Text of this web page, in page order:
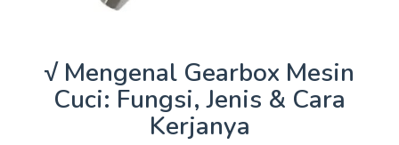
√ Mengenal Gearbox Mesin
Cuci: Fungsi, Jenis & Cara
Kerjanya